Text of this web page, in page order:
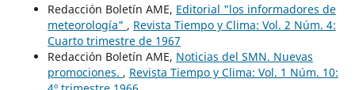
Redacción Boletín AME, Editorial "los informadores de
meteorología" , Revista Tiempo y Clima: Vol. 2 Núm. 4:
Cuarto trimestre de 1967
Redacción Boletín AME, Noticias del SMN. Nuevas
promociones. , Revista Tiempo y Clima: Vol. 1 Núm. 10: